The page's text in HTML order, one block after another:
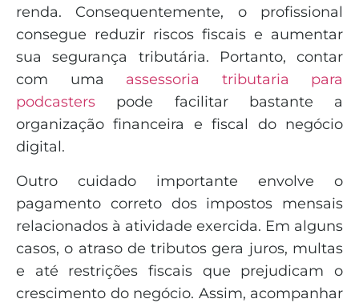
renda. Consequentemente, o profissional
consegue reduzir riscos fiscais e aumentar
sua segurança tributária. Portanto, contar
com uma assessoria tributaria para
podcasters pode facilitar bastante a
organização financeira e fiscal do negócio
digital.
Outro cuidado importante envolve o
pagamento correto dos impostos mensais
relacionados à atividade exercida. Em alguns
casos, o atraso de tributos gera juros, multas
e até restrições fiscais que prejudicam o
crescimento do negócio. Assim, acompanhar